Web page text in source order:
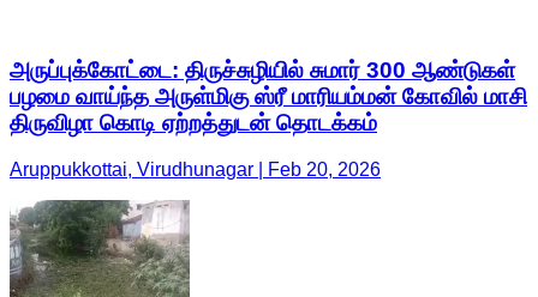
அருப்புக்கோட்டை: திருச்சுழியில் சுமார் 300 ஆண்டுகள்
பழமை வாய்ந்த அருள்மிகு ஸ்ரீ மாரியம்மன் கோவில் மாசி
திருவிழா கொடி ஏற்றத்துடன் தொடக்கம்
Aruppukkottai, Virudhunagar | Feb 20, 2026